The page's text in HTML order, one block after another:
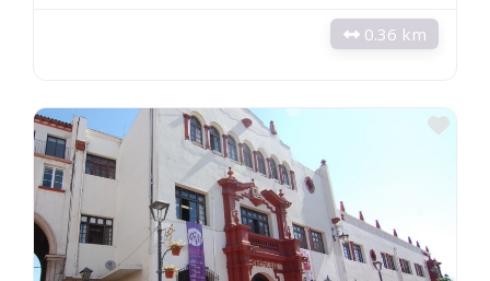
0.36 km